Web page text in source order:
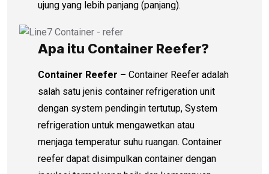
ujung yang lebih panjang (panjang).
Apa itu Container Reefer?
Container Reefer – Container Reefer adalah
salah satu jenis container refrigeration unit
dengan system pendingin tertutup, System
refrigeration untuk mengawetkan atau
menjaga temperatur suhu ruangan. Container
reefer dapat disimpulkan container dengan